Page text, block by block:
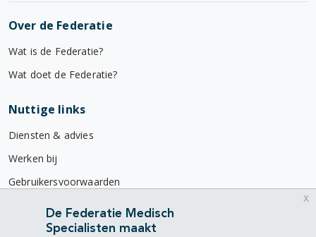
Over de Federatie
Wat is de Federatie?
Wat doet de Federatie?
Nuttige links
Diensten & advies
Werken bij
Gebruikersvoorwaarden
Privacyverklaring
De Federatie Medisch
Specialisten maakt
x